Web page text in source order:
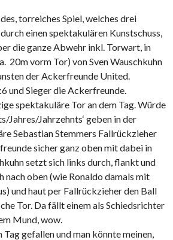
torreiches Spiel, welches drei
einen spektakulären Kunstschuss,
die ganze Abwehr inkl. Torwart, in
20m vorm Tor) von Sven Wauschkuhn
der Ackerfreunde United.
und Sieger die Ackerfreunde.
spektakuläre Tor an dem Tag. Würde
Jahres/Jahrzehnts‘ geben in der
Sebastian Stemmers Fallrückzieher
sicher ganz oben mit dabei in
setzt sich links durch, flankt und
nach oben (wie Ronaldo damals mit
und haut per Fallrückzieher den Ball
Tor. Da fällt einem als Schiedsrichter
Mund, wow.
Tag gefallen und man könnte meinen,